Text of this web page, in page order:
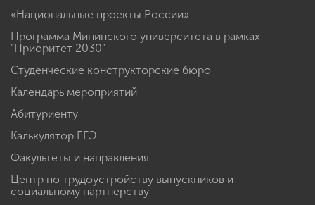
«Национальные проекты России»
Программа Мининского университета в рамках
"Приоритет 2030"
Студенческие конструкторские бюро
Календарь мероприятий
Абитуриенту
Калькулятор ЕГЭ
Факультеты и направления
Центр по трудоустройству выпускников и
социальному партнерству